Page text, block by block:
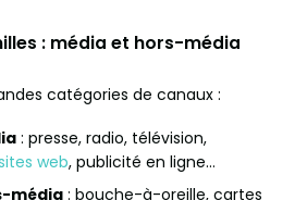
: média et hors-média
catégories de canaux :
: presse, radio, télévision,
web, publicité en ligne…
média : bouche-à-oreille, cartes